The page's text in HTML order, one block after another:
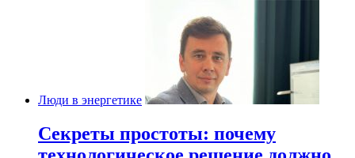
Люди в энергетике
Секреты простоты: почему